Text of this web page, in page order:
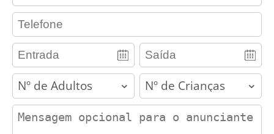
contact_phone
adults children
contact_message